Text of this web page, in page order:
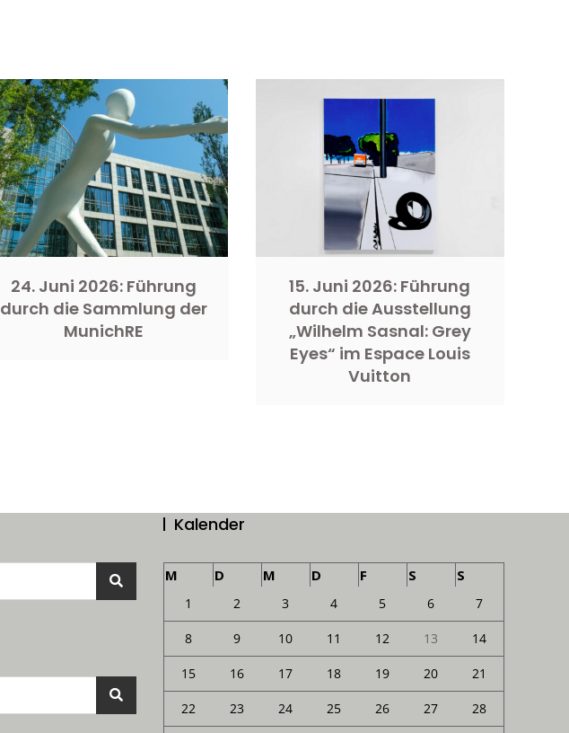
24. Juni 2026: Führung
durch die Sammlung der
MunichRE
15. Juni 2026: Führung
durch die Ausstellung
„Wilhelm Sasnal: Grey
Eyes“ im Espace Louis
Vuitton
Kalender
M D M D F S S
1 2 3 4 5 6 7
8 9 10 11 12 13 14
15 16 17 18 19 20 21
22 23 24 25 26 27 28